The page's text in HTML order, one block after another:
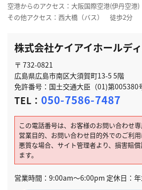
空港からのアクセス：大阪国際空港(伊丹空
その他アクセス：西大橋（バス） 徒歩2分
株式会社ケイアイホールデ
〒 732-0821
広島県広島市南区大須賀町13-5 5階
免許番号：国土交通大臣（01)第005380
TEL： 050-7586-7487
この電話番号は、お客様のお問い合わせ専
営業目的、お問い合わせ目的外でのご利用
悪質な場合、サイト管理者より、損害賠
ます。
営業時間：9:00am～6:00pm 定休日：